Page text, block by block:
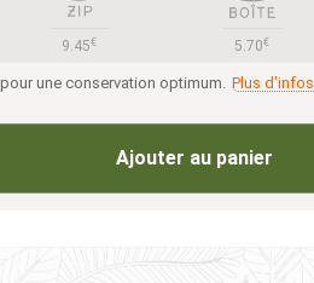
pour une conservation optimum. Plus d'infos
9.45€ 5.70€
Ajouter au panier